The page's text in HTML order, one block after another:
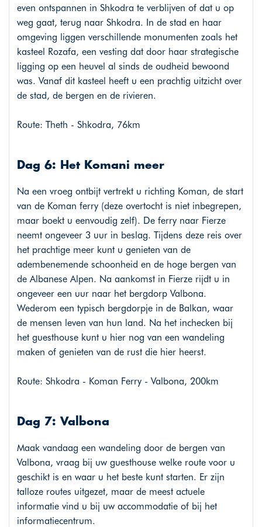
even ontspannen in Shkodra te verblijven of dat u op
weg gaat, terug naar Shkodra. In de stad en haar
omgeving liggen verschillende monumenten zoals het
kasteel Rozafa, een vesting dat door haar strategische
ligging op een heuvel al sinds de oudheid bewoond
was. Vanaf dit kasteel heeft u een prachtig uitzicht over
de stad, de bergen en de rivieren.
Route: Theth - Shkodra, 76km
Dag 6: Het Komani meer
Na een vroeg ontbijt vertrekt u richting Koman, de start
van de Koman ferry (deze overtocht is niet inbegrepen,
maar boekt u eenvoudig zelf). De ferry naar Fierze
neemt ongeveer 3 uur in beslag. Tijdens deze reis over
het prachtige meer kunt u genieten van de
adembenemende schoonheid en de hoge bergen van
de Albanese Alpen. Na aankomst in Fierze rijdt u in
ongeveer een uur naar het bergdorp Valbona.
Wederom een typisch bergdorpje in de Balkan, waar
de mensen leven van hun land. Na het inchecken bij
het guesthouse kunt u hier nog van een wandeling
maken of genieten van de rust die hier heerst.
Route: Shkodra - Koman Ferry - Valbona, 200km
Dag 7: Valbona
Maak vandaag een wandeling door de bergen van
Valbona, vraag bij uw guesthouse welke route voor u
geschikt is en waar u het beste kunt starten. Er zijn
talloze routes uitgezet, maar de meest actuele
informatie vind u bij uw accommodatie of bij het
informatiecentrum.